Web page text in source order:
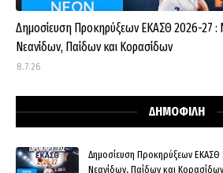
Δημοσίευση Προκηρύξεων ΕΚΑΣΘ 2026-27
Νεανίδων, Παίδων και Κορασίδων
8.7.26
ΔΗΜΟΦΙΛΗ
Δημοσίευση Προκηρύξεων
Νεανίδων, Παίδων και Κορασίδων